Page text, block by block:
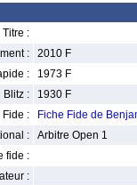
Titre :
:
2010 F
:
1973 F
Blitz :
1930 F
Fide :
Fiche Fide de
:
Arbitre Open 1
fide :
: